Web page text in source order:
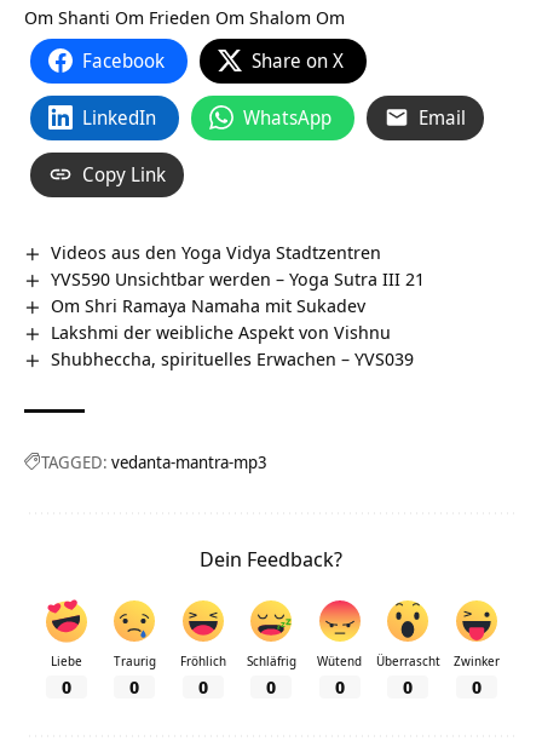
Om Shanti Om Frieden Om Shalom Om
Facebook Share on X
LinkedIn WhatsApp Email
Copy Link
Videos aus den Yoga Vidya Stadtzentren
YVS590 Unsichtbar werden – Yoga Sutra III 21
Om Shri Ramaya Namaha mit Sukadev
Lakshmi der weibliche Aspekt von Vishnu
Shubheccha, spirituelles Erwachen – YVS039
TAGGED: vedanta-mantra-mp3
Dein Feedback?
Liebe
0
Traurig
0
Fröhlich
0
Schläfrig
0
Wütend
0
Überrascht
0
Zwinker
0